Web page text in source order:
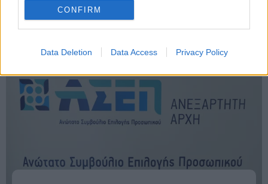
CONFIRM
Data Deletion Data Access Privacy Policy
ΑΣΕΠ